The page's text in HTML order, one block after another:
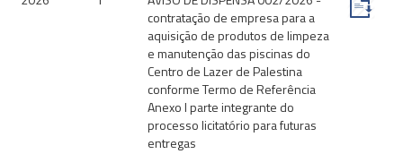
contratação de empresa para a
aquisição de produtos de limpeza
e manutenção das piscinas do
Centro de Lazer de Palestina
conforme Termo de Referência
Anexo I parte integrante do
processo licitatório para futuras
entregas